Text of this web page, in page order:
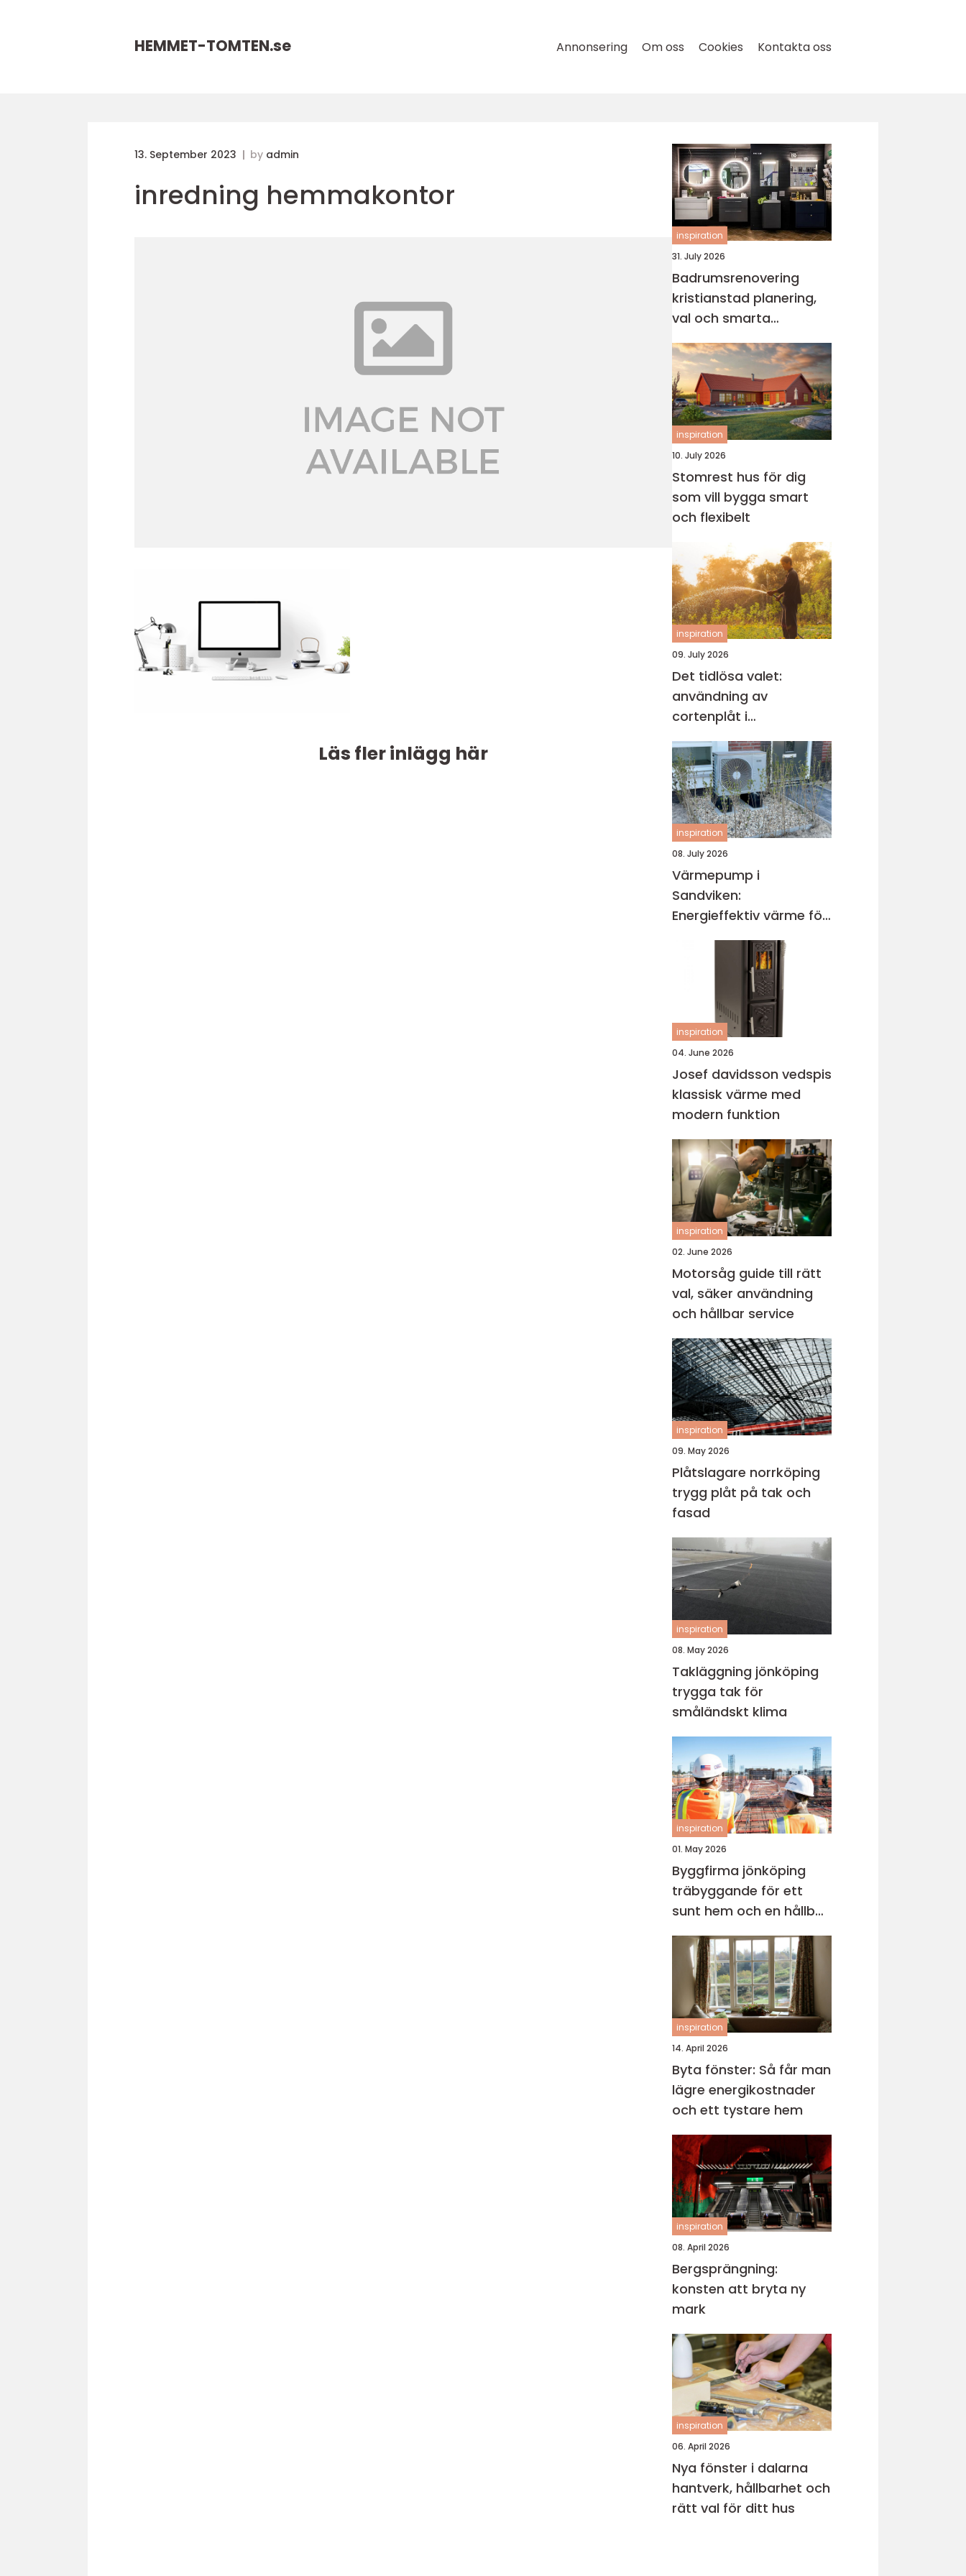
HEMMET-TOMTEN.se Annonsering Om oss Cookies Kontakta oss
13. September 2023 by admin
inredning hemmakontor
Läs fler inlägg här
inspiration
31. July 2026
Badrumsrenovering
kristianstad planering,
val och smarta
genvägar
inspiration
10. July 2026
Stomrest hus för dig
som vill bygga smart
och flexibelt
inspiration
09. July 2026
Det tidlösa valet:
användning av
cortenplåt i
trädgårdsdesign
inspiration
08. July 2026
Värmepump i
Sandviken:
Energieffektiv värme för
villa och fastighet
inspiration
04. June 2026
Josef davidsson vedspis
klassisk värme med
modern funktion
inspiration
02. June 2026
Motorsåg guide till rätt
val, säker användning
och hållbar service
inspiration
09. May 2026
Plåtslagare norrköping
trygg plåt på tak och
fasad
inspiration
08. May 2026
Takläggning jönköping
trygga tak för
småländskt klima
inspiration
01. May 2026
Byggfirma jönköping
träbyggande för ett
sunt hem och en hållbar
framtid
inspiration
14. April 2026
Byta fönster: Så får man
lägre energikostnader
och ett tystare hem
inspiration
08. April 2026
Bergsprängning:
konsten att bryta ny
mark
inspiration
06. April 2026
Nya fönster i dalarna
hantverk, hållbarhet och
rätt val för ditt hus